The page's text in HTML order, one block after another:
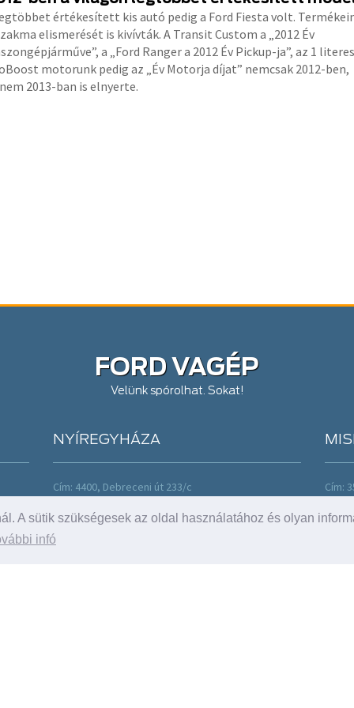
A sütik szükségesek az oldal használatához és olyan
infó
értékesített kis autó pedig a Ford Fiesta volt.
elismerését is kivívták. A Transit Custom a „2012 Év
a „Ford Ranger a 2012 Év Pickup-ja”, az 1 literes
motorunk pedig az „Év Motorja díjat” nemcsak 2012-ben,
2013-ban is elnyerte.
FORD VAGÉP
Velünk spórolhat. Sokat!
NYÍREGYHÁZA
Cím: 4400, Debreceni út 233/c
Fax:dealer@vagep.hu
Nyitva: H-P: 8-17 h
Sz.: 9-13 h
Cím:
Fax: